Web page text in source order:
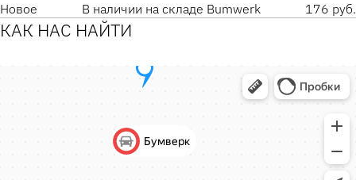
Новое
В наличии на складе Bumwerk 176 руб.
КАК НАС НАЙТИ